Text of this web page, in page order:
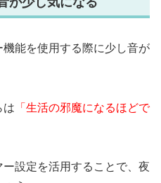
能を使用する際に少し音が
は 「生活の邪魔になるほどで
設定を活用することで、夜